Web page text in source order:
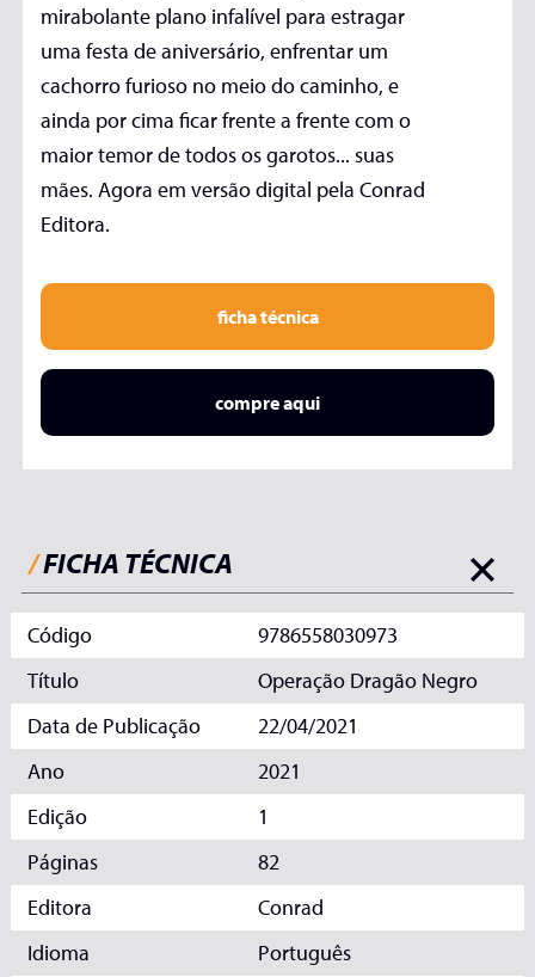
mirabolante plano infalível para estragar
uma festa de aniversário, enfrentar um
cachorro furioso no meio do caminho, e
ainda por cima ficar frente a frente com o
maior temor de todos os garotos... suas
mães. Agora em versão digital pela Conrad
Editora.
ficha técnica
compre aqui
/FICHA TÉCNICA
Código
9786558030973
Título
Operação Dragão Negro
Data de Publicação
22/04/2021
Ano
2021
Edição
1
Páginas
82
Editora
Conrad
Idioma
Português